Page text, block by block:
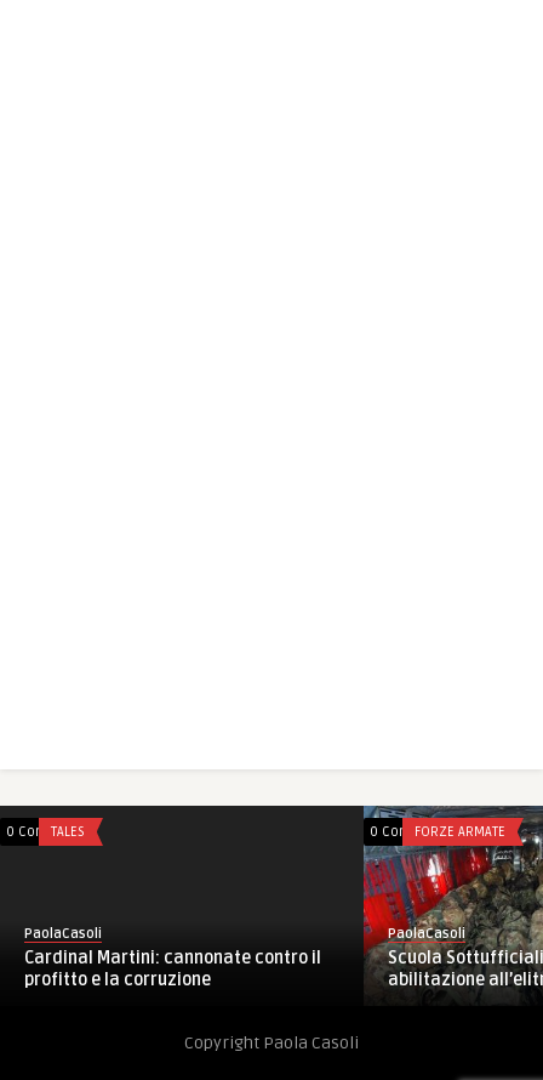
0 Comments
TALES
PaolaCasoli
Cardinal Martini: cannonate contro il
profitto e la corruzione
0 CommentsFORZE ARMATE
PaolaCasoli
Scuola
abilitazione
Copyright Paola Casoli